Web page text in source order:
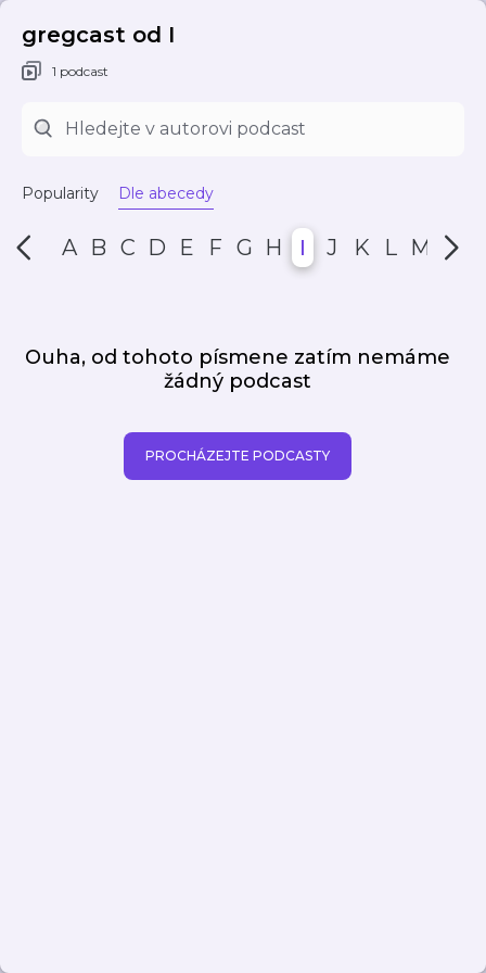
gregcast od I
1 podcast
Popularity Dle abecedy
A B C D E F G H I J K L M N
Ouha, od tohoto písmene zatím nemáme
žádný podcast
PROCHÁZEJTE PODCASTY